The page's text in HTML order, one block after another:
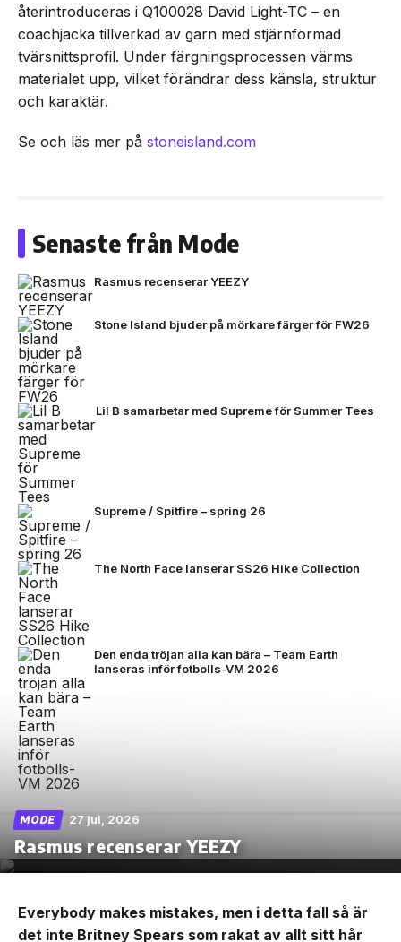
återintroduceras i Q100028 David Light-TC – en
coachjacka tillverkad av garn med stjärnformad
tvärsnittsprofil. Under färgningsprocessen värms
materialet upp, vilket förändrar dess känsla, struktur
och karaktär.
Se och läs mer på stoneisland.com
Senaste från Mode
Rasmus recenserar YEEZY
Stone Island bjuder på mörkare färger för FW26
Lil B samarbetar med Supreme för Summer Tees
Supreme / Spitfire – spring 26
The North Face lanserar SS26 Hike Collection
Den enda tröjan alla kan bära – Team Earth
lanseras inför fotbolls-VM 2026
MODE 27 jul, 2026
Rasmus recenserar YEEZY
Everybody makes mistakes, men i detta fall så är
det inte Britney Spears som rakat av allt sitt hår